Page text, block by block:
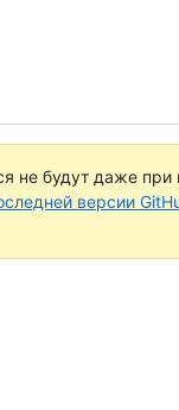
не будут даже
версии